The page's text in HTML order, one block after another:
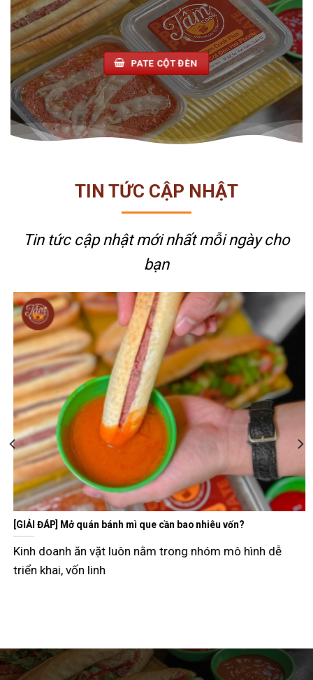
PATE CỘT ĐÈN
TIN TỨC CẬP NHẬT
Tin tức cập nhật mới nhấtmỗi ngày cho
bạn
[GIẢI ĐÁP] Mở quán bánh mì que cần bao nhiêu vốn?
Kinh doanh ăn vặt luôn nằm trong nhóm mô hình dễ
triển khai, vốn linh